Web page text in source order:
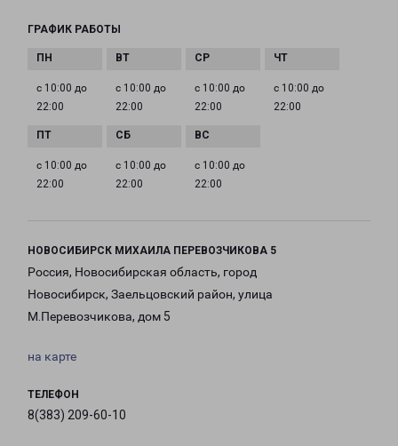
ГРАФИК РАБОТЫ
с 10:00 до
22:00
с 10:00 до
22:00
с 10:00 до
22:00
с 10:00 до
22:00
с 10:00 до
22:00
с 10:00 до
22:00
с 10:00 до
22:00
НОВОСИБИРСК МИХАИЛА ПЕРЕВОЗЧИКОВА 5
Россия, Новосибирская область, город
Новосибирск, Заельцовский район, улица
М.Перевозчикова, дом 5
на карте
ТЕЛЕФОН
8(383) 209-60-10